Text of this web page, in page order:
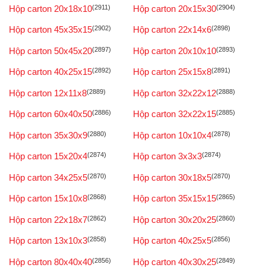
Hộp carton 20x18x10(2911) Hộp carton 20x15x30(2904)
Hộp carton 45x35x15(2902) Hộp carton 22x14x6(2898)
Hộp carton 50x45x20(2897) Hộp carton 20x10x10(2893)
Hộp carton 40x25x15(2892) Hộp carton 25x15x8(2891)
Hộp carton 12x11x8(2889) Hộp carton 32x22x12(2888)
Hộp carton 60x40x50(2886) Hộp carton 32x22x15(2885)
Hộp carton 35x30x9(2880) Hộp carton 10x10x4(2878)
Hộp carton 15x20x4(2874) Hộp carton 3x3x3(2874)
Hộp carton 34x25x5(2870) Hộp carton 30x18x5(2870)
Hộp carton 15x10x8(2868) Hộp carton 35x15x15(2865)
Hộp carton 22x18x7(2862) Hộp carton 30x20x25(2860)
Hộp carton 13x10x3(2858) Hộp carton 40x25x5(2856)
Hộp carton 80x40x40(2856) Hộp carton 40x30x25(2849)